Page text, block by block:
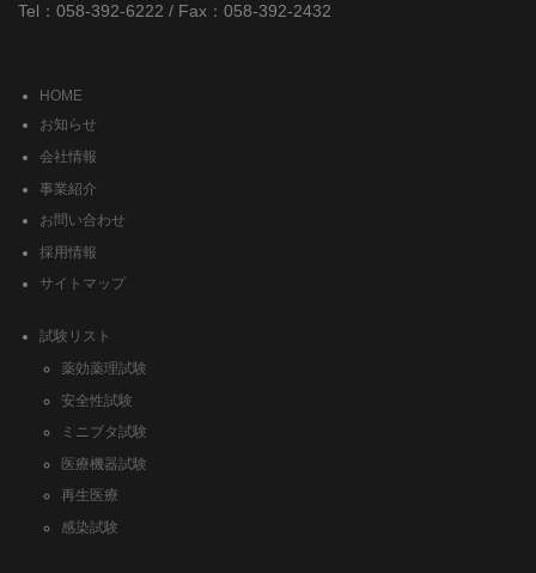
Tel：058-392-6222 / Fax：058-392-2432
HOME
お知らせ
会社情報
事業紹介
お問い合わせ
採用情報
サイトマップ
試験リスト
薬効薬理試験
安全性試験
ミニブタ試験
医療機器試験
再生医療
感染試験